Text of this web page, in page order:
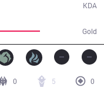
Gold
KDA
0 5
0